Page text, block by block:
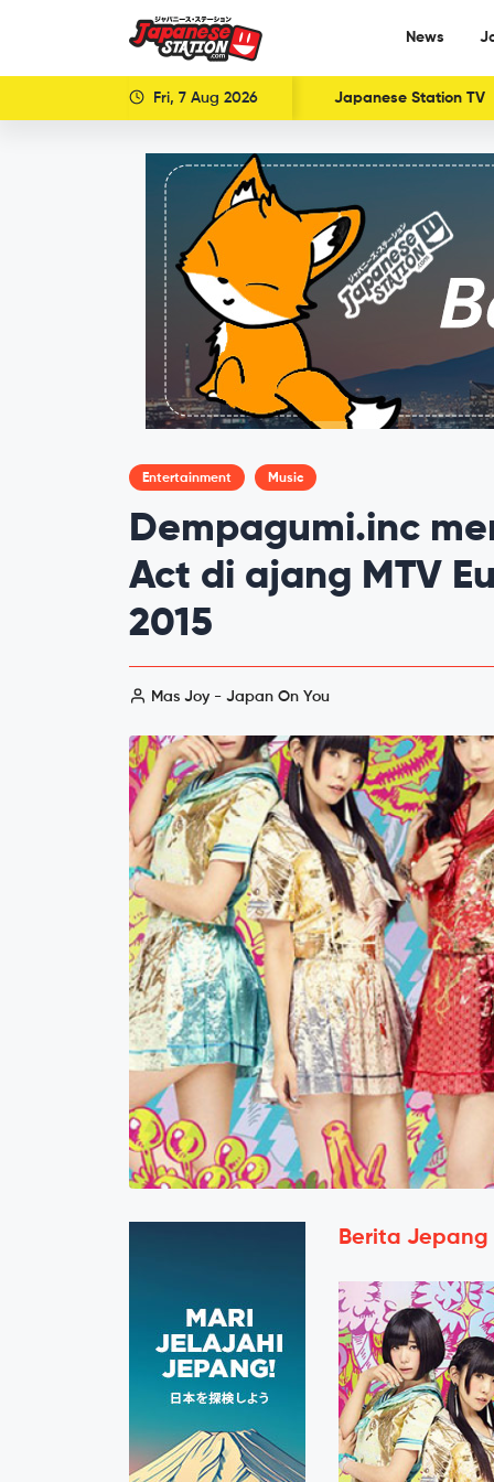
News
Fri, 7 Aug 2026 Japanese Station TV
Entertainment Music
Dempagumi.inc
Act di ajang MTV
2015
Mas Joy - Japan On You
Berita